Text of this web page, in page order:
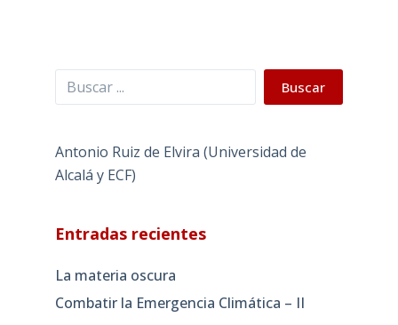
Buscar Buscar
Antonio Ruiz de Elvira (Universidad de
Alcalá y ECF)
Entradas recientes
La materia oscura
Combatir la Emergencia Climática – II